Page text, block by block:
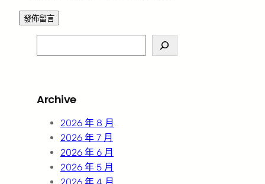
e
c
Archive
2026 年 8 月
2026 年 7 月
2026 年 6 月
2026 年 5 月